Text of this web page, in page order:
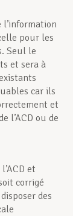
l’information
pour les
Seul le
et sera à
car ils
et
l’ACD ou de
et
corrigé
des